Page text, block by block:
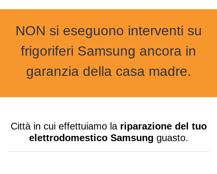
NON si eseguono interventi su
frigoriferi Samsung ancora in
garanzia della casa madre.
Città in cui effettuiamo la riparazione del tuo
elettrodomestico Samsung guasto.